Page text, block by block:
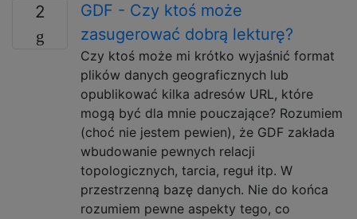
2
GDF - Czy ktoś może
zasugerować dobrą lekturę?
Czy ktoś może mi krótko wyjaśnić format
plików danych geograficznych lub
opublikować kilka adresów URL, które
mogą być dla mnie pouczające? Rozumiem
(choć nie jestem pewien), że GDF zakłada
wbudowanie pewnych relacji
topologicznych, tarcia, reguł itp. W
przestrzenną bazę danych. Nie do końca
rozumiem pewne aspekty tego, co